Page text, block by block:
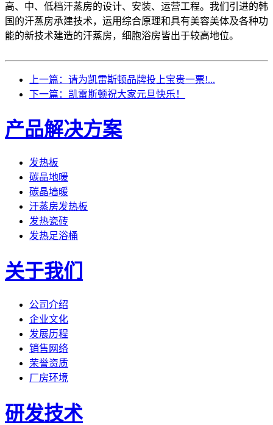
高、中、低档汗蒸房的设计、安装、运营工程。我们引进的韩
国的汗蒸房承建技术，运用综合原理和具有美容美体及各种功
能的新技术建造的汗蒸房，细胞浴房皆出于较高地位。
上一篇：请为凯雷斯顿品牌投上宝贵一票!...
下一篇：凯雷斯顿祝大家元旦快乐！
产品解决方案
发热板
碳晶地暖
碳晶墙暖
汗蒸房发热板
发热瓷砖
发热足浴桶
关于我们
公司介绍
企业文化
发展历程
销售网络
荣誉资质
厂房环境
研发技术